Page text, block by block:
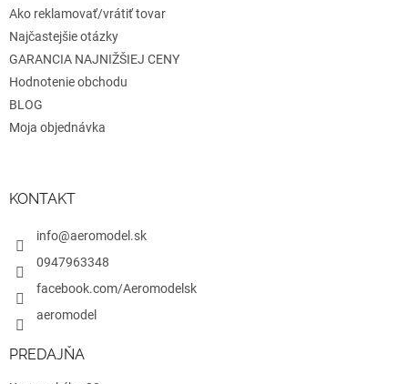
Ako reklamovať/vrátiť tovar
Najčastejšie otázky
GARANCIA NAJNIŽŠIEJ CENY
Hodnotenie obchodu
BLOG
Moja objednávka
KONTAKT
info@aeromodel.sk
0947963348
facebook.com/Aeromodelsk
aeromodel
PREDAJŇA